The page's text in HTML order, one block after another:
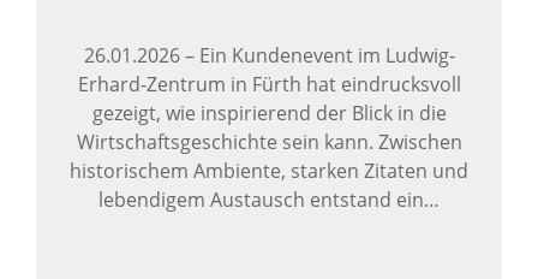
26.01.2026–Ein Kundenevent im Ludwig-
Erhard-Zentrum in Fürth hat eindrucksvoll
gezeigt, wie inspirierend der Blick in die
Wirtschaftsgeschichte sein kann. Zwischen
historischem Ambiente, starken Zitaten und
lebendigem Austausch entstand ein…